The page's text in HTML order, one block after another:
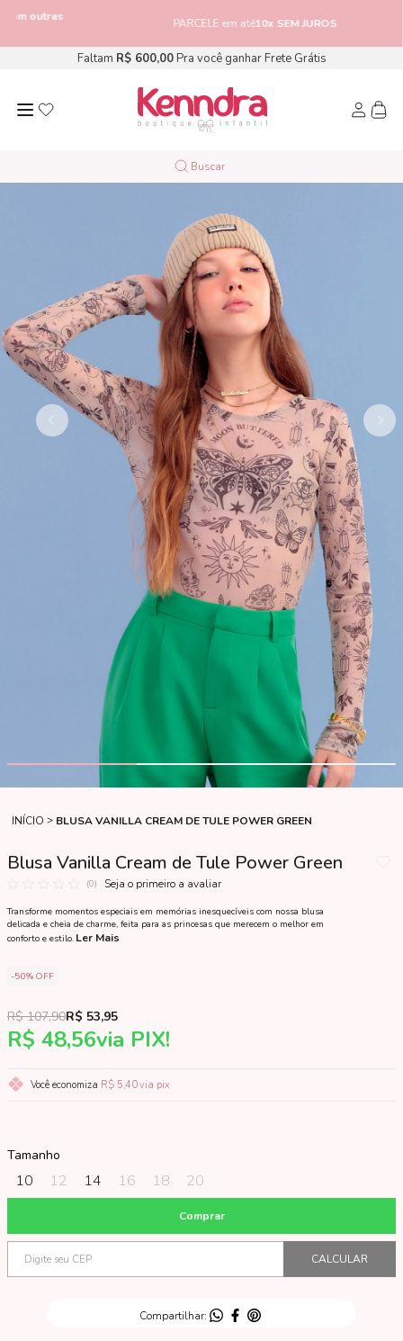
PARCELE em até 10x SEM JUROS
Faltam R$ 600,00Pra você ganhar Frete Grátis
INÍCIO BLUSA VANILLA CREAM DE TULE POWER GREEN
Blusa Vanilla Cream de Tule Power Green
(0) Seja o primeiro a avaliar
Transforme momentos especiais em memórias inesquecíveis com nossa blusa
delicada e cheia de charme, feita para as princesas que merecem o melhor em
conforto e estilo. Ler Mais
50% OFF
R$ 48,56via PIX!
R$ 107,90R$ 53,95
Você economiza R$ 5,40via pix
Tamanho
10 12 14 16 18 20